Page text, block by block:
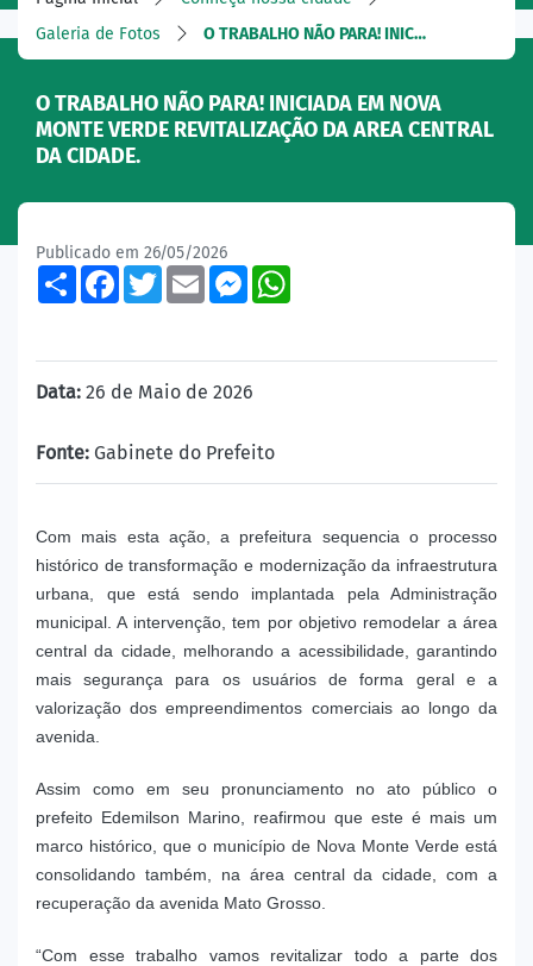
Galeria de Fotos
O TRABALHO NÃO PARA! INIC…
O TRABALHO NÃO PARA! INICIADA EM NOVA
MONTE VERDE REVITALIZAÇÃO DA AREA CENTRAL
DA CIDADE.
Publicado em 26/05/2026
ShareFacebook
TwitterEmailMessenger
Data: 26 de Maio de 2026
Fonte: Gabinete do Prefeito
Com mais esta ação, a prefeitura sequencia o processo
histórico de transformação e modernização da infraestrutura
urbana, que está sendo implantada pela Administração
municipal. A intervenção, tem por objetivo remodelar a área
central da cidade, melhorando a acessibilidade, garantindo
mais segurança para os usuários de forma geral e a
valorização dos empreendimentos comerciais ao longo da
avenida.
Assim como em seu pronunciamento no ato público o
prefeito Edemilson Marino, reafirmou que este é mais um
marco histórico, que o município de Nova Monte Verde está
consolidando também, na área central da cidade, com a
recuperação da avenida Mato Grosso.
“Com esse trabalho vamos revitalizar todo a parte dos